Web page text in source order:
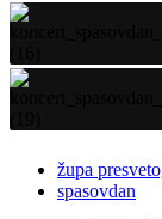
župa
spasovdan